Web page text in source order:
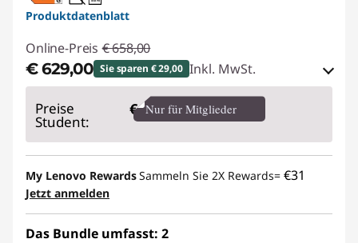
Produktdatenblatt
Online-Preis € 658,00
€ 629,00 Sie sparen € 29,00 Inkl. MwSt.
eCoupon-Rabatt :-€ 29,00
eCoupon :BACKTOSCHOOL
Der eCoupon ist auf Einheiten mit 10 begrenzt.
Preise
Student:
€ Nur für Mitglieder
My Lenovo RewardsSammeln Sie 2X Rewards= €31
Jetzt anmelden
Das Bundle umfasst: 2